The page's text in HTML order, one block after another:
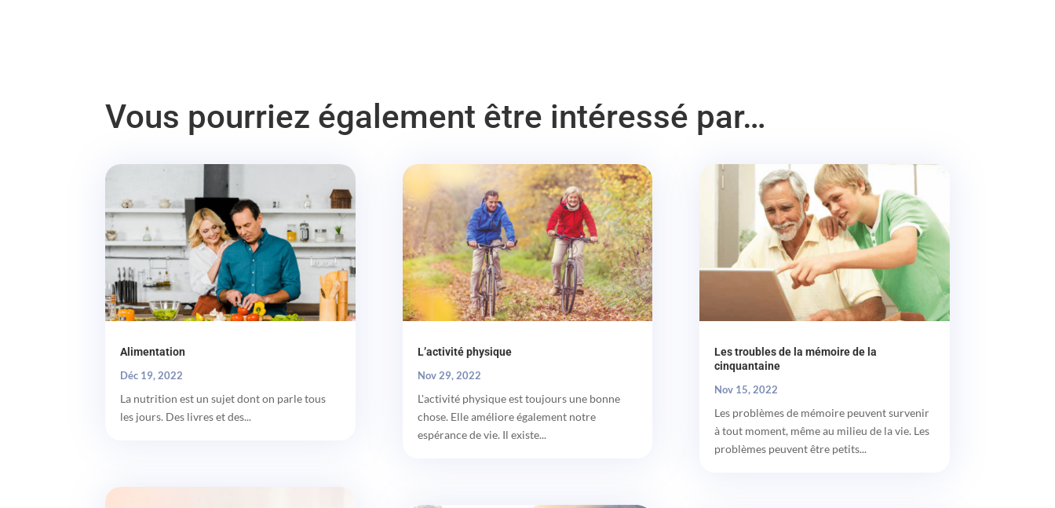
Vous pourriez également être intéressé par…
Alimentation
Déc 19, 2022
La nutrition est un sujet dont on parle tous
les jours. Des livres et des...
L’activité physique
Nov 29, 2022
L'activité physique est toujours une bonne
chose. Elle améliore également notre
espérance de vie. Il existe...
Les troubles de la mémoire de la
cinquantaine
Nov 15, 2022
Les problèmes de mémoire peuvent survenir
à tout moment, même au milieu de la vie. Les
problèmes peuvent être petits...